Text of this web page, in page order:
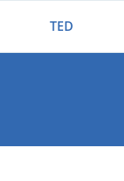
TED